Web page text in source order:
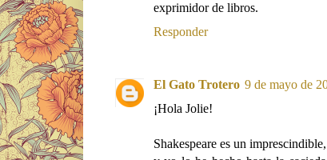
exprimidor de libros.
Responder
El Gato Trotero 9 de mayo de
¡Hola Jolie!
Shakespeare es un